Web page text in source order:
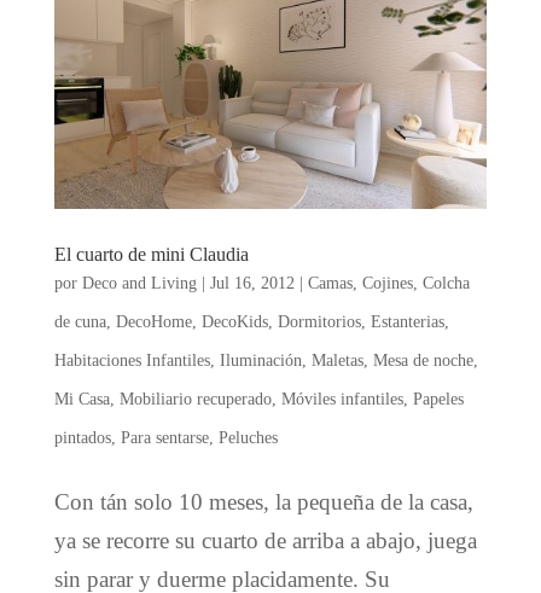
El cuarto de mini Claudia
por Deco and Living| Jul 16, 2012 | Camas, Cojines, Colcha
de cuna, DecoHome, DecoKids, Dormitorios, Estanterias,
Habitaciones Infantiles, Iluminación Maletas, Mesa de noche,
Mi Casa, Mobiliario recuperado, Móviles infantiles, Papeles
pintados, Para sentarse, Peluches
Con tán solo 10 meses, la pequeña de la casa,
ya se recorre su cuarto de arriba a abajo, juega
sin parar y duerme placidamente. Su